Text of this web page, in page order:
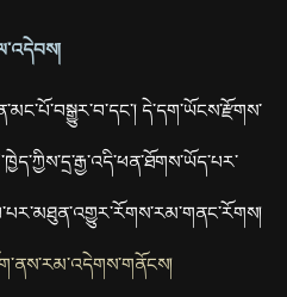
དེ་དག་ཡོངས་རྫོགས་